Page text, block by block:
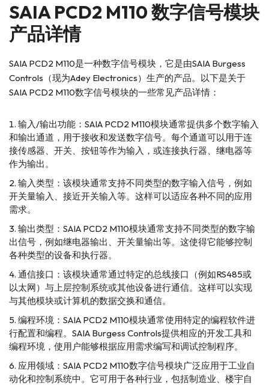
SAIA PCD2 M110 数字信号模块
产品详情
SAIA PCD2 M110是一种数字信号模块，它是由SAIA Burgess
Controls（现为Adey Electronics）生产的产品。以下是关于
SAIA PCD2 M110数字信号模块的一些常见产品详情：
输入/输出功能：SAIA PCD2 M110模块通常提供多个数字输入
和输出通道，用于接收和发送数字信号。每个通道可以用于连
接传感器、开关、按钮等作为输入，或连接执行器、继电器等
作为输出。
输入类型：该模块通常支持不同类型的数字输入信号，例如
开关量输入、接近开关输入等。这样可以适应各种不同的应用
需求。
输出类型：SAIA PCD2 M110模块通常支持不同类型的数字输
出信号，例如继电器输出、开关量输出等。这使得它能够控制
各种类型的设备和执行器。
通信接口：该模块通常通过特定的总线接口（例如RS485或
以太网）与上层控制系统或其他设备进行通信。这样可以实现
与其他模块或计算机的数据交换和通信。
编程环境：SAIA PCD2 M110模块通常使用特定的编程软件进
行配置和编程。SAIA Burgess Controls提供相应的开发工具和
编程环境，使用户能够根据应用需求编写和调试控制程序。
应用领域：SAIA PCD2 M110数字信号模块广泛应用于工业自
动化和控制系统中。它可用于各种行业，包括制造业、楼宇自